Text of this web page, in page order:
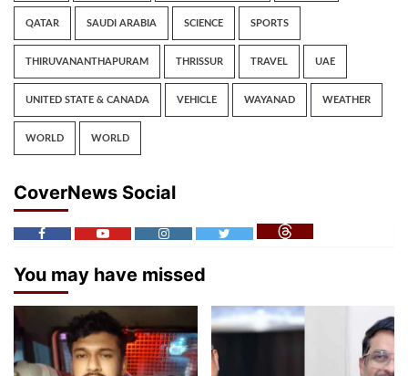
QATAR SAUDI ARABIA SCIENCE SPORTS
THIRUVANANTHAPURAM THRISSUR TRAVEL UAE
UNITED STATE & CANADA VEHICLE WAYANAD WEATHER
WORLD WORLD
CoverNews Social
You may have missed